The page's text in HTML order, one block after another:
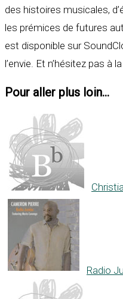
des histoires musicales,
les prémices de futures
est disponible sur
l’envie. Et n’hésitez pas à
Pour aller plus loin...
Radio